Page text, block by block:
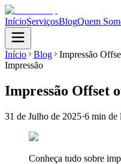
InícioServiçosBlogQuem
Início Blog
Impressão
Impressão
Impressão Offset
31 de Julho de 2025·6 min de
Conheça tudo sobre